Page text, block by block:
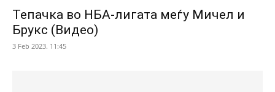
Тепачка во НБА-лигата меѓу Мичел и
Брукс (Видео)
3 Feb 2023. 11:45